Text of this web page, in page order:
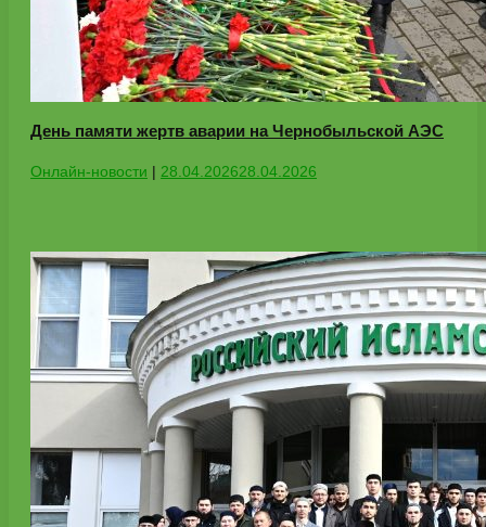
День памяти жертв аварии на Чернобыльской АЭС
Онлайн-новости | 28.04.202628.04.2026